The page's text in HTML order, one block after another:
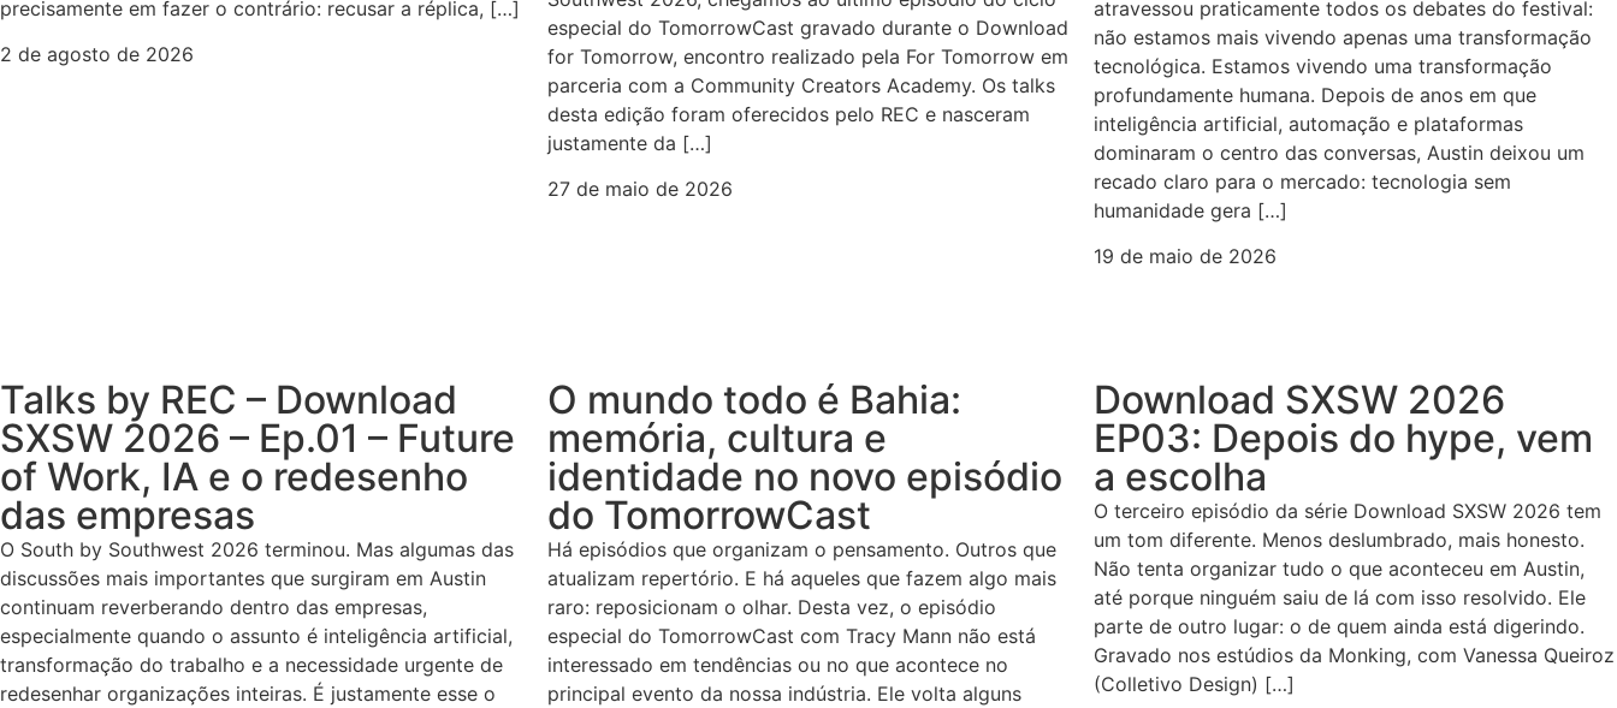
precisamente em fazer o contrário: recusar a réplica, […]
2 de agosto de 2026
especial do TomorrowCast gravado durante o Download
for Tomorrow, encontro realizado pela For Tomorrow em
parceria com a Community Creators Academy. Os talks
desta edição foram oferecidos pelo REC e nasceram
justamente da […]
27 de maio de 2026
atravessou praticamente todos os debates do festival:
não estamos mais vivendo apenas uma transformação
tecnológica. Estamos vivendo uma transformação
profundamente humana. Depois de anos em que
inteligência artificial, automação e plataformas
dominaram o centro das conversas, Austin deixou um
recado claro para o mercado: tecnologia sem
humanidade gera […]
19 de maio de 2026
Talks by REC – Download
SXSW 2026 – Ep.01 – Future
of Work, IA e o redesenho
das empresas
O South by Southwest 2026 terminou. Mas algumas das
discussões mais importantes que surgiram em Austin
continuam reverberando dentro das empresas,
especialmente quando o assunto é inteligência artificial,
transformação do trabalho e a necessidade urgente de
redesenhar organizações inteiras. É justamente esse o
O mundo todo é Bahia:
memória, cultura e
identidade no novo episódio
do TomorrowCast
Há episódios que organizam o pensamento. Outros que
atualizam repertório. E há aqueles que fazem algo mais
raro: reposicionam o olhar. Desta vez, o episódio
especial do TomorrowCast com Tracy Mann não está
interessado em tendências ou no que acontece no
principal evento da nossa indústria. Ele volta alguns
Download SXSW 2026
EP03: Depois do hype, vem
a escolha
O terceiro episódio da série Download SXSW 2026 tem
um tom diferente. Menos deslumbrado, mais honesto.
Não tenta organizar tudo o que aconteceu em Austin,
até porque ninguém saiu de lá com isso resolvido. Ele
parte de outro lugar: o de quem ainda está digerindo.
Gravado nos estúdios da Monking, com Vanessa Queiroz
(Colletivo Design) […]